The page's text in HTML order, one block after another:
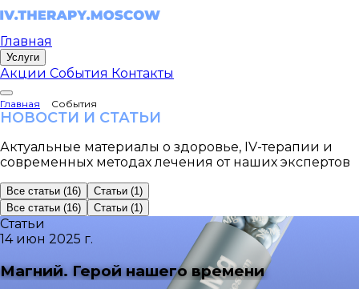
Главная
Услуги
Акции События Контакты
Главная События
НОВОСТИ И СТАТЬИ
Актуальные материалы о здоровье, IV-терапии и
современных методах лечения от наших экспертов
Все статьи (16) Статьи (1)
Все статьи (16) Статьи (1)
Статьи
14 июн 2025 г.
Магний. Герой нашего времени